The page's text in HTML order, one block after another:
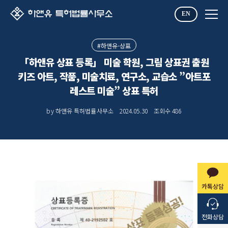
EN
카톡상담
전화상담
#하앤유-상표
「하앤유 상표 등록」 미술 학원, 그림 상표권 출원
키즈 아트, 작품, 미술치료, 연구소, 교습소 ”아트포
레스트 미술” 상표 특허
by 하앤유 특허법률사무소 2024.05.30 조회수486